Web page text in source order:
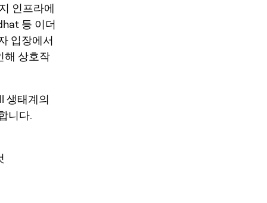
인프라에
등 이더
입장에서
해 상호작
생태계의
니다.